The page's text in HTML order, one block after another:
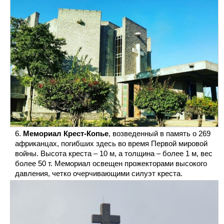
Мемориал Крест-Копье, возведенный в память о 269
африканцах, погибших здесь во время Первой мировой
войны. Высота креста – 10 м, а толщина – более 1 м, вес
более 50 т. Мемориал освещен прожекторами высокого
давления, четко очерчивающими силуэт креста.